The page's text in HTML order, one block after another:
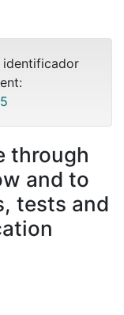
identificador
through
and to
tests and